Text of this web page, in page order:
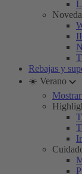
Rebajas y
☀️ Verano